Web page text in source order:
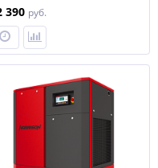
л/мин// Сибртех
390 руб.